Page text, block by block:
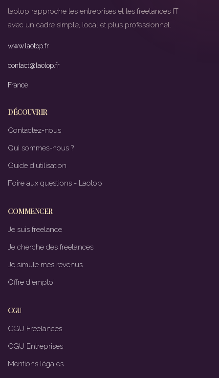
laotop rapproche les entreprises et les freelances IT
avec un cadre simple, local et plus professionnel.
www.laotop.fr
contact@laotop.fr
France
DÉCOUVRIR
Contactez-nous
Qui sommes-nous ?
Guide d'utilisation
Foire aux questions - Laotop
COMMENCER
Je suis freelance
Je cherche des freelances
Je simule mes revenus
Offre d'emploi
CGU
CGU Freelances
CGU Entreprises
Mentions légales